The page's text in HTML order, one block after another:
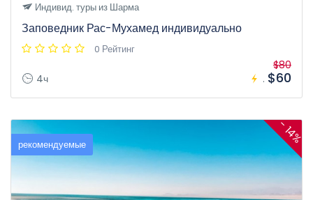
Индивид. туры из Шарма
Заповедник Рас-Мухамед индивидуально
0 Рейтинг
4ч .
$80
$60
рекомендуемые - 14%